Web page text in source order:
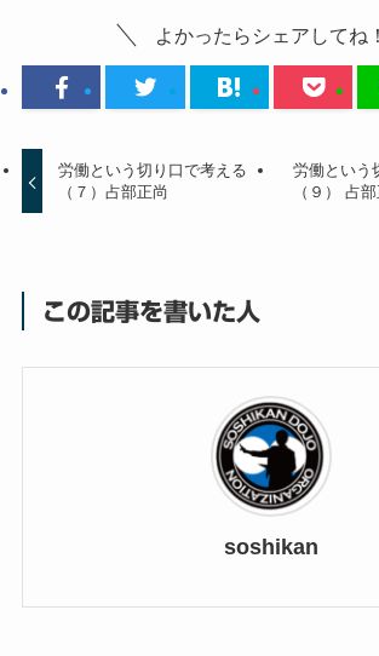
よかったらシェアしてね！
労働という切り口で考える
（７）占部正尚
労働という
（９） 占
この記事を書いた人
soshikan